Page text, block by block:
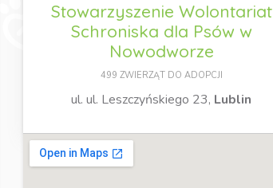
Stowarzyszenie Wolontariat
Schroniska dla Psów w
Nowodworze
499 ZWIERZĄT DO ADOPCJI
ul. ul. Leszczyńskiego 23, Lublin